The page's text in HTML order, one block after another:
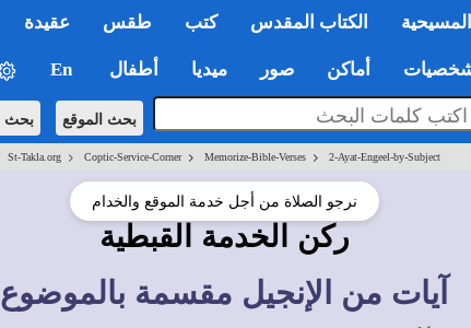
المسيحية الكتاب المقدس كتب طقس عقيدة
أماكن صور ميديا أطفال En
بحث الموقع بحث
St-Takla.org > Coptic-Service-Corner> Memorize-Bible-Verses > 2-Ayat-Engeel-by-Subject
نرجو الصلاة من أجل خدمة الموقع والخدام
ركن الخدمة القبطية
آيات من الإنجيل مقسمة بالموضوع